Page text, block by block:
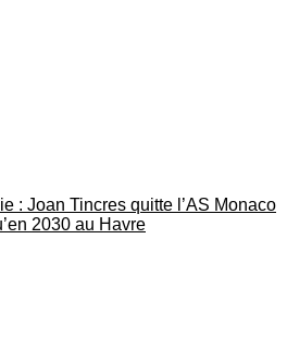
: Joan Tincres quitte l’AS Monaco
2030 au Havre